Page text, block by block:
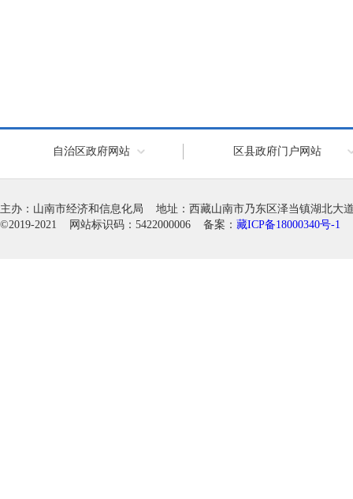
自治区政府网站 区县政府门户网站
主办：山南市经济和信息化局 地址：西藏山南市乃东区泽当镇湖北大
©2019-2021 网站标识码：5422000006 备案： 藏ICP备18000340号-1